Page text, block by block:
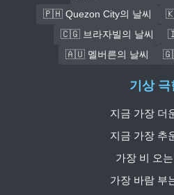
🇵🇭 Quezon City의 날씨
🇨🇬 브라자빌의 날씨
🇦🇺 멜버른의 날씨
기상 극
지금 가장 더
지금 가장 추
가장 비 오
가장 바람 부